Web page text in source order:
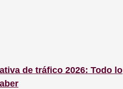
de tráfico 2026: Todo lo